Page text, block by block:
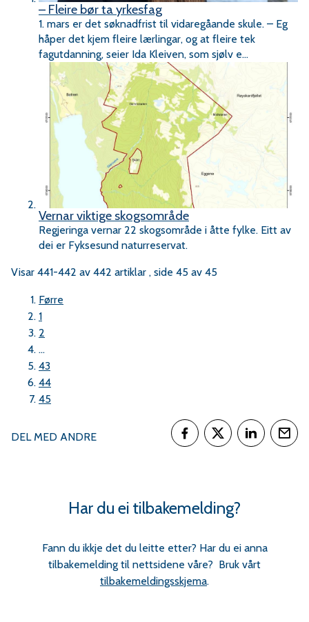
– Fleire bør ta yrkesfag
1. mars er det søknadfrist til vidaregåande skule. – Eg
håper det kjem fleire lærlingar, og at fleire tek
fagutdanning, seier Ida Kleiven, som sjølv e...
Vernar viktige skogsområde
Regjeringa vernar 22 skogsområde i åtte fylke. Eitt av
dei er Fyksesund naturreservat.
Visar 441-442 av 442 artiklar , side 45 av 45
Førre
1
2
...
43
44
45
DEL MED ANDRE
Har du ei tilbakemelding?
Fann du ikkje det du leitte etter? Har du ei anna
tilbakemelding til nettsidene våre? Bruk vårt
tilbakemeldingsskjema.